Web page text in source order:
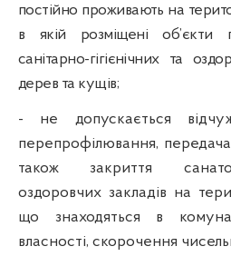
постійно проживають на
в якій розміщені об’єкти
санітарно-гігієнічних та
дерев та кущів;
- не допускається
перепрофілювання,
також закриття
оздоровчих закладів на
що знаходяться в
власності, скорочення